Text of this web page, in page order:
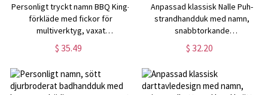
Personligt tryckt namn BBQ King-
förkläde med fickor för
multiverktyg, vaxat
kanvasförkläde med veganskt
läderband, grillutrustning,
födelsedagspresent till honom
$ 35.49
Anpassad klassisk Nalle Puh-
strandhandduk med namn,
snabbtorkande
mikrofiberhandduk,
sommarsemester-/
present till barn/pojkar/flickor
$ 32.20